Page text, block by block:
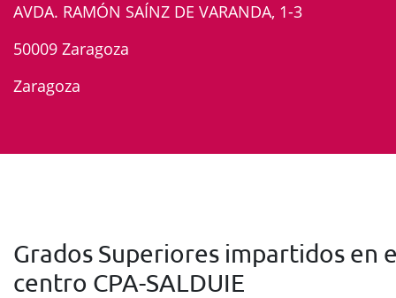
AVDA. RAMÓN SAÍNZ DE VARANDA, 1-3
50009 Zaragoza
Zaragoza
Grados Superiores impartidos en
centro CPA-SALDUIE